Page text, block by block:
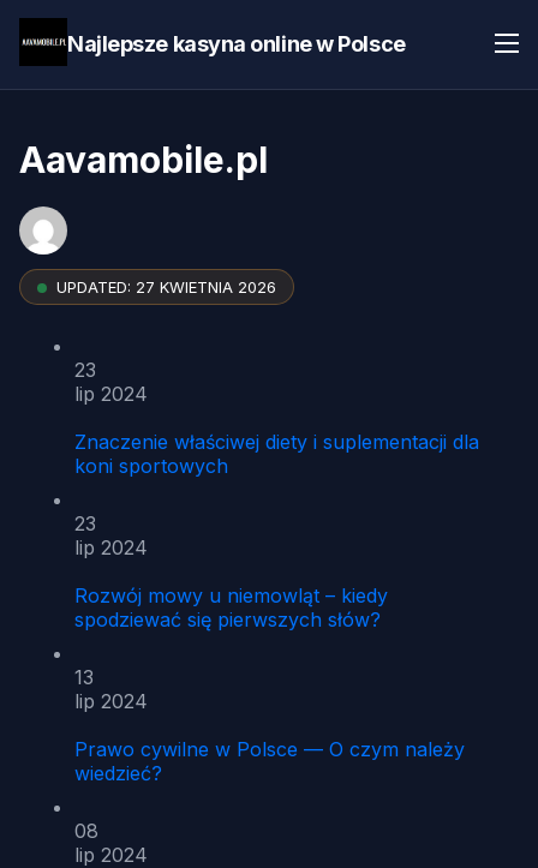
Najlepsze kasyna online w Polsce
Aavamobile.pl
UPDATED: 27 KWIETNIA 2026
23
lip 2024
Znaczenie właściwej diety i suplementacji dla
koni sportowych
23
lip 2024
Rozwój mowy u niemowląt – kiedy
spodziewać się pierwszych słów?
13
lip 2024
Prawo cywilne w Polsce — O czym należy
wiedzieć?
08
lip 2024